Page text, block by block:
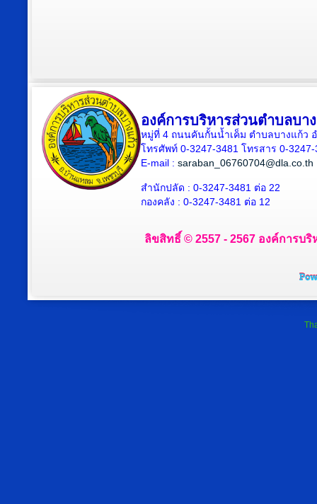
องค์การบริหารส่วนตำบลบา
หมู่ที่ 4 ถนนคันกั้นน้ำเค็ม ตำบลบางแก้ว
โทรศัพท์ 0-3247-3481 โทรสาร 0-3247-
E-mail : saraban_06760704@dla.co.th
สำนักปลัด : 0-3247-3481 ต่อ 22
กองคลัง : 0-3247-3481 ต่อ 12
ลิขสิทธิ์ © 2557 - 2567 องค์การบ